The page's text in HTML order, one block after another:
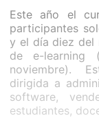
Este año el
participantes
y el día diez del
de e-learning
noviembre).
dirigida a
software,
estudiantes,